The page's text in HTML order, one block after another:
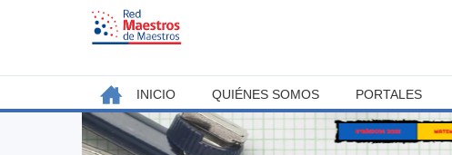
Back
top
MENÚ
PRINCIPAL
INICIO QUIÉNES SOMOS PORTALES